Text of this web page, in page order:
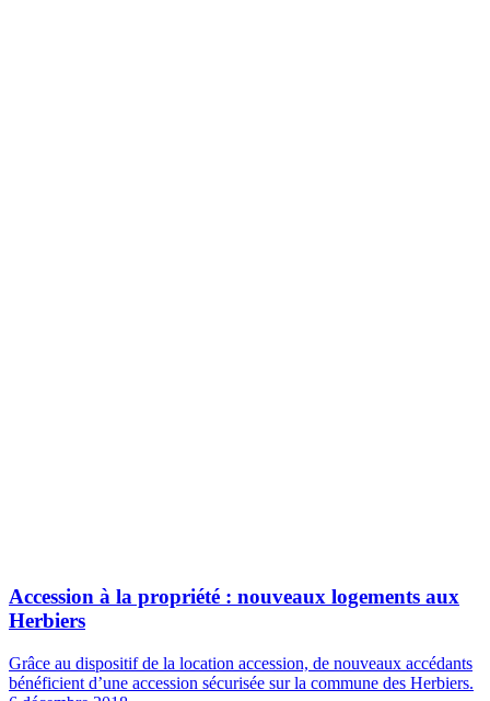
Accession à la propriété : nouveaux logements aux
Herbiers
Grâce au dispositif de la location accession, de nouveaux accédants
bénéficient d’une accession sécurisée sur la commune des Herbiers.